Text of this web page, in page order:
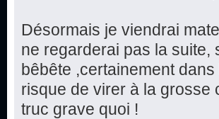
Désormais je viendrai
ne regarderai pas la suite,
bêbête ,certainement
risque de virer à la grosse
truc grave quoi !